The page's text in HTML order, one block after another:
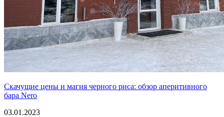
Скачущие цены и магия черного риса: обзор аперитивного
бара Nero
03.01.2023